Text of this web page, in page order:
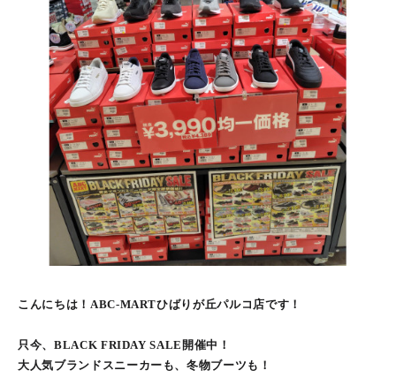
こんにちは！ABC-MARTひばりが丘パルコ店です！
只今、BLACK FRIDAY SALE開催中！
大人気ブランドスニーカーも、冬物ブーツも！